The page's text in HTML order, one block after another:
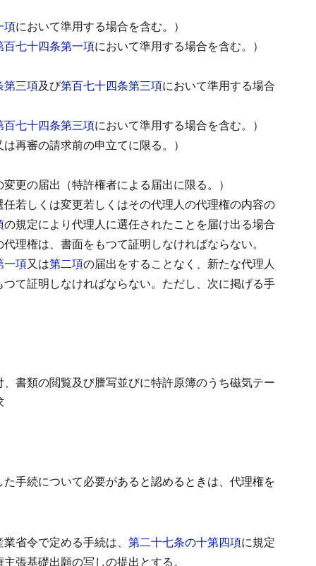
項において準用する場合を含む。）
百七十四条第一項において準用する場合を含む。）
第三項及び第百七十四条第三項において準用する場合
百七十四条第三項において準用する場合を含む。）
再審の請求前の申立てに限る。）
更の届出（特許権者による届出に限る。）
若しくは変更若しくはその代理人の代理権の内容の
の規定により代理人に選任されたことを届け出る場合
理権は、書面をもつて証明しなければならない。
一項又は第二項の届出をすることなく、新たな代理人
て証明しなければならない。 ただし、次に掲げる手
書類の閲覧及び謄写並びに特許原簿のうち磁気テー
手続について必要があると認めるときは、代理権を
省令で定める手続は、 第二十七条の十第四項に規定
張基礎出願の写しの提出とする。